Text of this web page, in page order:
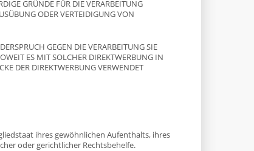
GRÜNDE FÜR DIE VERARBEITUNG
ODER VERTEIDIGUNG VON
GEGEN DIE VERARBEITUNG SIE
ES MIT SOLCHER DIREKTWERBUNG IN
DER DIREKTWERBUNG VERWENDET
ihres gewöhnlichen Aufenthalts, ihres
oder gerichtlicher Rechtsbehelfe.